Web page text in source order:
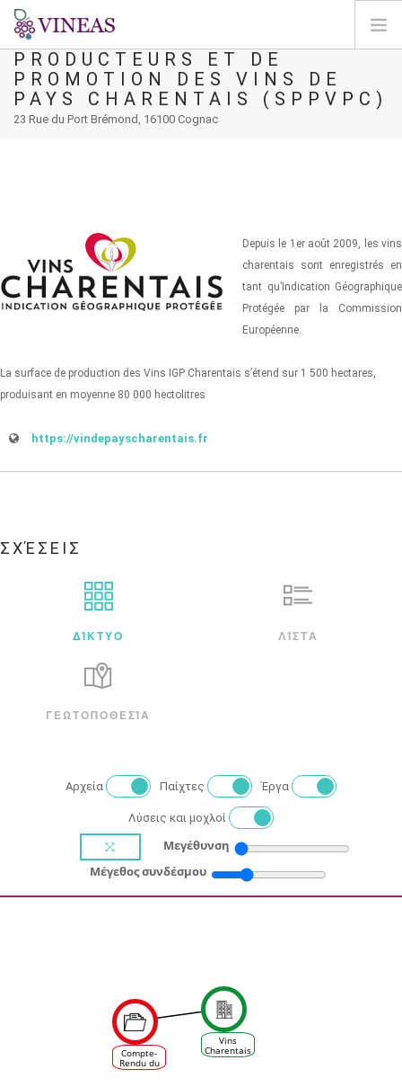
ΣΠΊΤΙ
ΓΙΑ ΤΗ VINEAS
ΣΎΝΔΕΣΗ
EL
SYNDICAT DES
PRODUCTEURS ET DE
PROMOTION DES VINS DE
PAYS CHARENTAIS (SPPVPC)
23 Rue du Port Brémond, 16100 Cognac
Depuis le 1er août 2009, les vins
charentais sont enregistrés en
tant qu’Indication Géographique
Protégée par la Commission
Européenne.
La surface de production des Vins IGP Charentais s’étend sur 1 500 hectares,
produisant en moyenne 80 000 hectolitres
https://vindepayscharentais.fr
ΣΧΈΣΕΙΣ
ΔΊΚΤΥΟ ΛΊΣΤΑ
ΓΕΩΤΟΠΟΘΕΣΊΑ
Αρχεία Παίχτες Έργα
Λύσεις και μοχλοί
Μεγέθυνση
Μέγεθος συνδέσμου
Vins
Charentais
SPPVPC
Compte-
Rendu du
forum